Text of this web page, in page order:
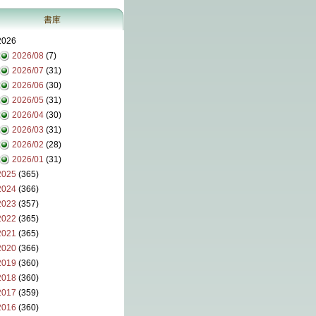
書庫
2026/08 (7)
2026/07 (31)
2026/06 (30)
2026/05 (31)
2026/04 (30)
2026/03 (31)
2026/02 (28)
2026/01 (31)
(365)
(366)
(357)
(365)
(365)
(366)
(360)
(360)
(359)
(360)